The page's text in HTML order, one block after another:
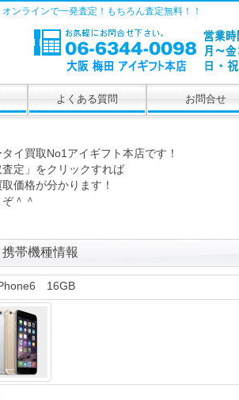
ンラインで一発査定！もちろん査定無料！！
よくある質問 お問合せ
イ買取No1アイギフト本店です！
定」をクリックすれば
価格が分かります！
＾＾
帯機種情報
16GB